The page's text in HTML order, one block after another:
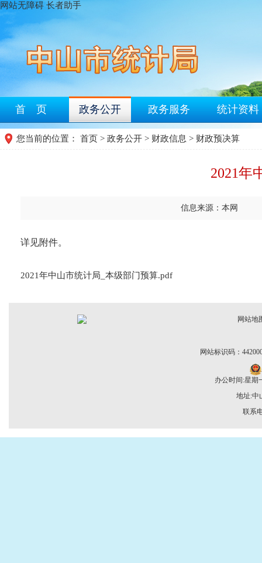
网站无障碍 长者助手
首 页 政务公开 政务服务 统计资料
您当前的位置： 首页 > 政务公开 > 财政信息 > 财政预决算
2021年
信息来源：本网
详见附件。
2021年中山市统计局_本级部门预算.pdf
网站地
网站标识码：
办公时间:星期
地址:中
联系